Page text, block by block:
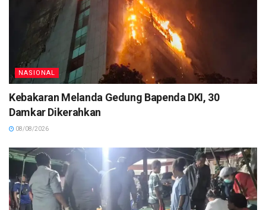
NASIONAL
Kebakaran Melanda Gedung Bapenda DKI, 30
Damkar Dikerahkan
08/08/2026